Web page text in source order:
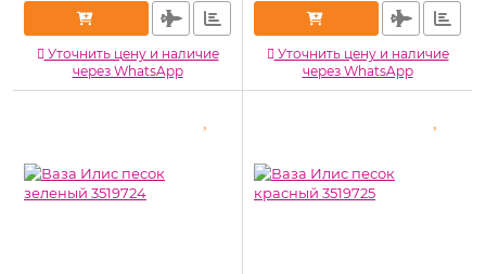
Уточнить цену и наличие
через WhatsApp
Уточнить цену и наличие
через WhatsApp